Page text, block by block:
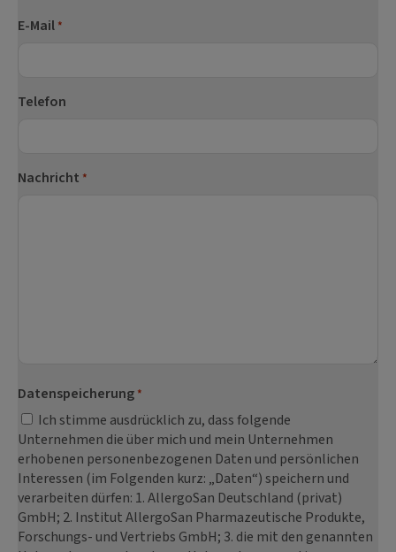
E-Mail *
Telefon
Nachricht *
Datenspeicherung *
Ich stimme ausdrücklich zu, dass folgende
Unternehmen die über mich und mein Unternehmen
erhobenen personenbezogenen Daten und persönlichen
Interessen (im Folgenden kurz: „Daten“) speichern und
verarbeiten dürfen: 1. AllergoSan Deutschland (privat)
GmbH; 2. Institut AllergoSan Pharmazeutische Produkte,
Forschungs- und Vertriebs GmbH; 3. die mit den genannten